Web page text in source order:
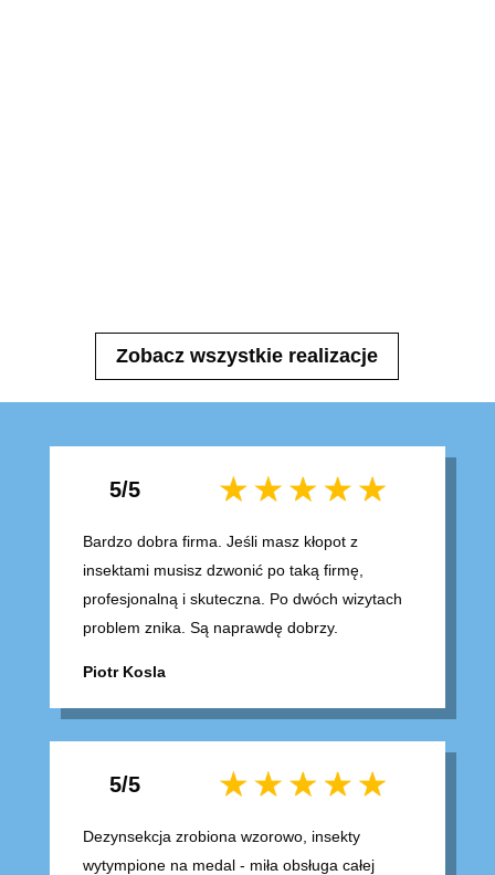
Zobacz wszystkie realizacje
5/5
Bardzo dobra firma. Jeśli masz kłopot z
insektami musisz dzwonić po taką firmę,
profesjonalną i skuteczna. Po dwóch wizytach
problem znika. Są naprawdę dobrzy.
Piotr Kosla
5/5
Dezynsekcja zrobiona wzorowo, insekty
wytympione na medal - miła obsługa całej